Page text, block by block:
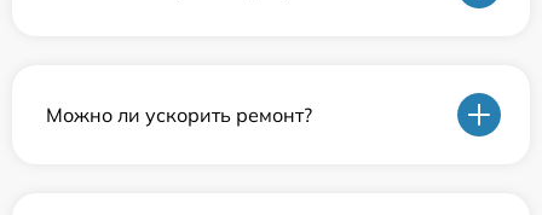
Можно ли ускорить ремонт?